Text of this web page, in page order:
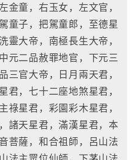
金童，右玉女，左文官，
童子，把駕童郎，至德星
靈大帝，南極長生大帝，
元二品赦罪地官，下元三
三官大帝，日月兩天君，
君，七十二座地煞星君，
祿星君，彩園彩木星君，
諸天星君，滿漢星君，本
菩薩，和合祖師，呂山法